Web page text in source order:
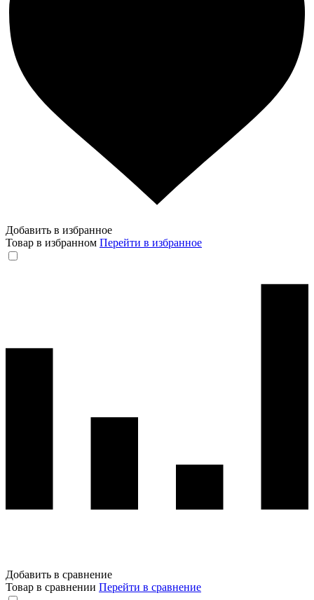
Добавить в избранное
Товар в избранном Перейти в избранное
Добавить в сравнение
Товар в сравнении Перейти в сравнение